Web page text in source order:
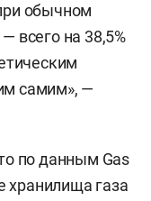
обычном
всего на 38,5%
самим», —
по данным Gas
хранилища газа